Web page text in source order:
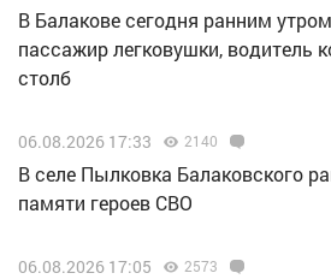
В Балакове сегодня ранним
пассажир легковушки, водитель
столб
06.08.2026 17:33 2140
В селе Пылковка Балаковского
памяти героев СВО
06.08.2026 17:05 2573